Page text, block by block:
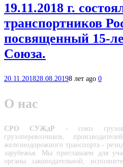
19.11.2018 г.
транспортников
посвященный 15-
Союза.
20.11.201828.08.20198 лет ago 0
О нас
СРО СУЖдР - союз
грузоперевозчиков,
железнодорожного транспорта -
зарубежья. Мы приглашаем для
органы законодательной,